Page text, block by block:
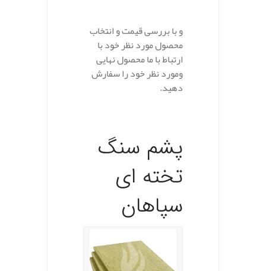
و با بررسی قیمت و انتخاب
محصول مورد نظر خود با
ارتباط با ما محصول نهایی
ومورد نظر خود را سفارش
دهید.
پشم سنگ
تخته ای
سپاهان